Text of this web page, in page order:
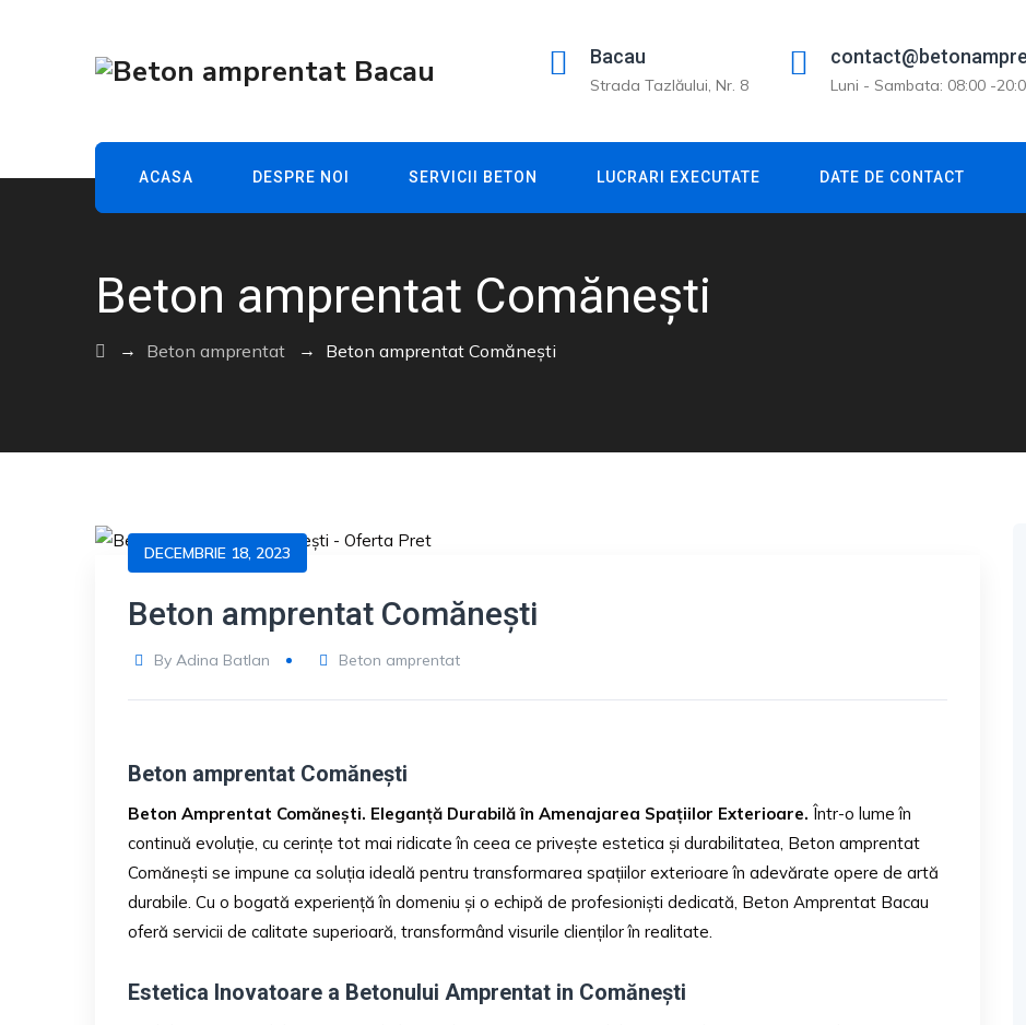
Bacau
Strada Tazlăului, Nr. 8 Luni - Sambata: 08:00 -
ACASA DESPRE NOI SERVICII BETON LUCRARI EXECUTATE DATE DE CONTACT
Beton amprentat Comănești
→ Beton amprentat → Beton amprentat Comănești
DECEMBRIE 18, 2023
Beton amprentat Comănești
By Adina Batlan Beton amprentat
Beton amprentat Comănești
Beton Amprentat Comănești. Eleganță Durabilă în Amenajarea Spațiilor Exterioare. Într-o lume în
continuă evoluție, cu cerințe tot mai ridicate în ceea ce privește estetica și durabilitatea, Beton amprentat
Comănești se impune ca soluția ideală pentru transformarea spațiilor exterioare în adevărate opere de artă
durabile. Cu o bogată experiență în domeniu și o echipă de profesioniști dedicată, Beton Amprentat Bacau
oferă servicii de calitate superioară, transformând visurile clienților în realitate.
Estetica Inovatoare a Betonului Amprentat in Comănești